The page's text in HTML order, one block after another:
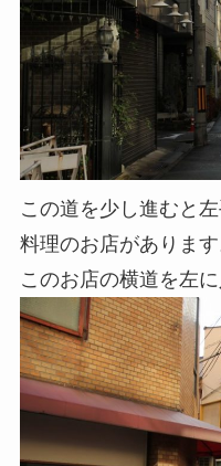
この道を少し進むと
料理のお店があります
このお店の横道を左に